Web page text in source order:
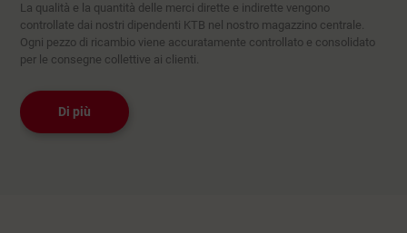
La qualità e la quantità delle merci dirette e indirette vengono
controllate dai nostri dipendenti KTB nel nostro magazzino centrale.
Ogni pezzo di ricambio viene accuratamente controllato e consolidato
per le consegne collettive ai clienti.
Di più